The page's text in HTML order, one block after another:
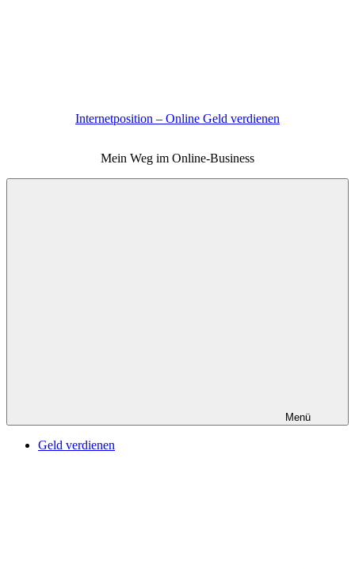
Internetposition – Online Geld verdienen
Mein Weg im Online-Business
Menü
Geld verdienen